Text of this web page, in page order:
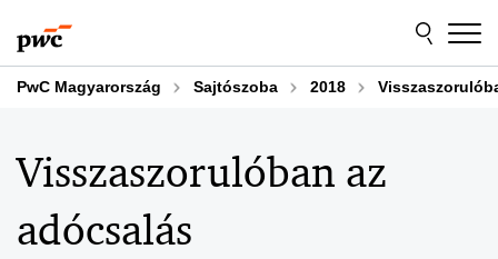
to
content
to
footer
PwC Magyarország Sajtószoba 2018
Visszaszorulóban az
adócsalás